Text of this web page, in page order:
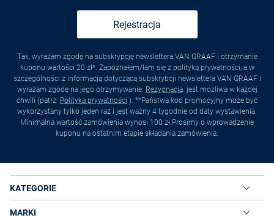
Rejestracja
Tak, wyrażam zgodę na subskrypcję newslettera VAN GRAAF i otrzymanie
kuponu wartości 20 zł*. Zapoznałem/łam się z polityką prywatności, a w
szczególności z informacją dotyczącą subskrybcji newslettera VAN GRAAF i
wyrażam zgodę na jego otrzymywanie. Rezygnacja. jest możliwa w każdej
chwili (patrz: Polityka prywatności ). **Państwa kod promocyjny może być
wykorzystany tylko jeden raz i jest ważny 4 tygodnie od daty wystawienia.
Minimalna wartość zamówienia wynosi 100 zł Prosimy o wprowadzenie
kuponu na ostatnim etapie składania zamówienia.
KATEGORIE
MARKI